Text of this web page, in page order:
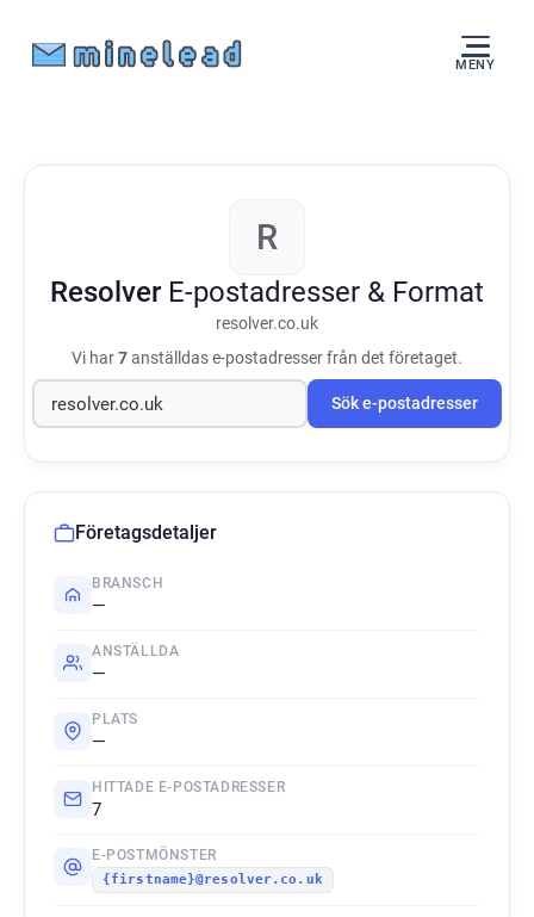
MENY
R
Resolver E-postadresser & Format
resolver.co.uk
Vi har7anställdas e-postadresser från det företaget.
Sök e-postadresser
Företagsdetaljer
BRANSCH
—
ANSTÄLLDA
—
PLATS
—
HITTADE E-POSTADRESSER
7
E-POSTMÖNSTER
{firstname}@resolver.co.uk